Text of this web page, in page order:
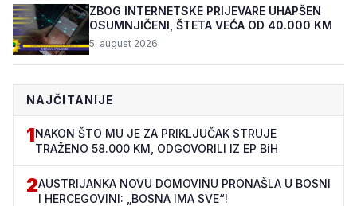
ZBOG INTERNETSKE PRIJEVARE UHAPŠEN
OSUMNJIČENI, ŠTETA VEĆA OD 40.000 KM
5. august 2026.
NAJČITANIJE
1NAKON ŠTO MU JE ZA PRIKLJUČAK STRUJE
TRAŽENO 58.000 KM, ODGOVORILI IZ EP BiH
2AUSTRIJANKA NOVU DOMOVINU PRONAŠLA U BOSNI
I HERCEGOVINI: „BOSNA IMA SVE“!